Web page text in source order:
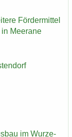
För­der­mit­tel
Meer­a­ne
im Wur­ze­